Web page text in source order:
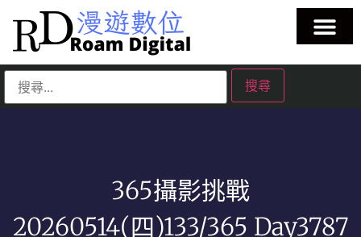
365攝影挑戰
20260514(四)133/365 Day3787